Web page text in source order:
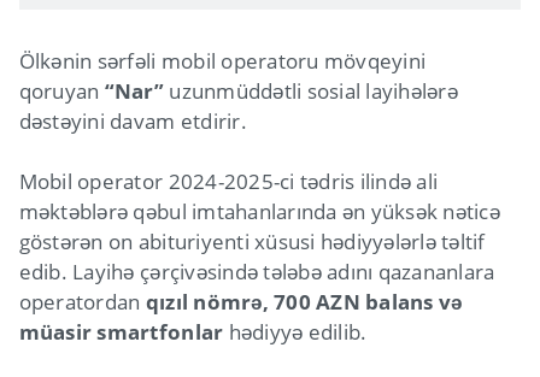
Ölkənin sərfəli mobil operatoru mövqeyini
qoruyan “Nar” uzunmüddətli sosial layihələrə
dəstəyini davam etdirir.
Mobil operator 2024-2025-ci tədris ilində ali
məktəblərə qəbul imtahanlarında ən yüksək nəticə
göstərən on abituriyenti xüsusi hədiyyələrlə təltif
edib. Layihə çərçivəsində tələbə adını qazananlara
operatordan qızıl nömrə, 700 AZN balans və
müasir smartfonlar hədiyyə edilib.